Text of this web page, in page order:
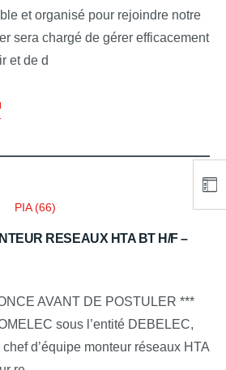
et organisé pour rejoindre notre
sera chargé de gérer efficacement
et de d
PIA (66)
RESEAUX HTA BT H/F –
AVANT DE POSTULER ***
sous l’entité DEBELEC,
d’équipe monteur réseaux HTA